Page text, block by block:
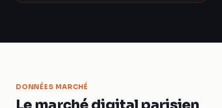
DONNÉES MARCHÉ